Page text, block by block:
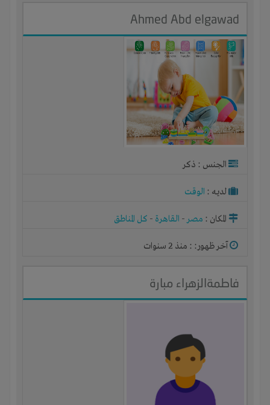
Ahmed Abd elgawad
الجنس : ذكر
لديـه : الوقت
المكان : مصر- القاهرة - كل المناطق
آخر ظهور: : منذ 2 سنوات
فاطمةالزهراء مبارة